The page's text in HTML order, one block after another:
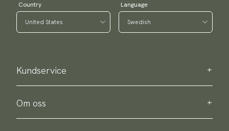
Country Language
Kundservice
Kontakta oss
Köpinformation
Om oss
Om Scottsberry